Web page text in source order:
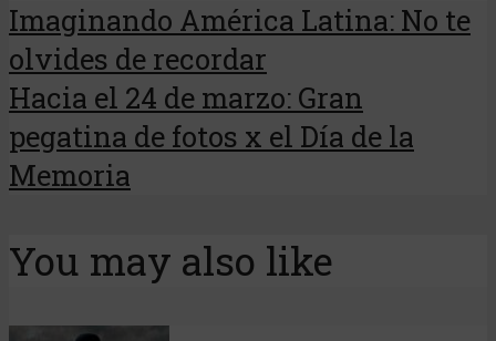
Imaginando América Latina: No te
olvides de recordar
Hacia el 24 de marzo: Gran
pegatina de fotos x el Día de la
Memoria
You may also like